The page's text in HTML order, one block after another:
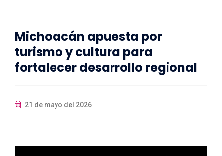
Michoacán apuesta por
turismo y cultura para
fortalecer desarrollo regional
21 de mayo del 2026